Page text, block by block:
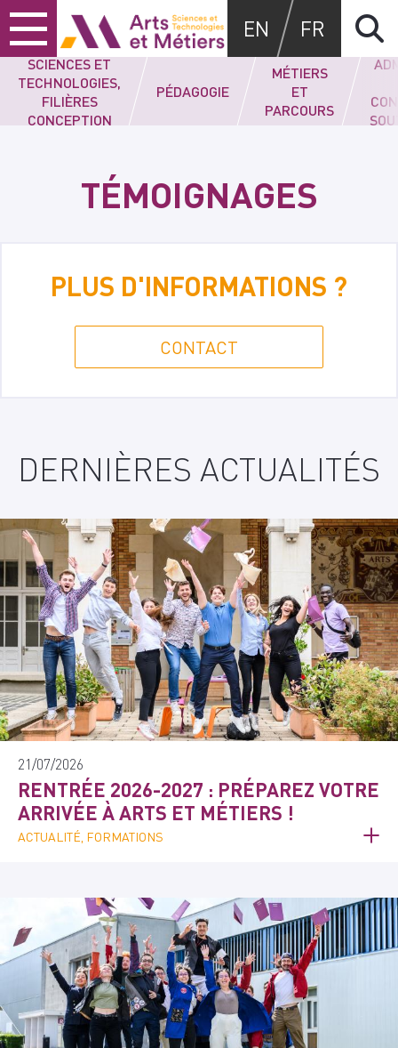
Skip
to
content
Skip
to
main
menu
Skip
to
search
Arts et métiers
EN FR
BACHELOR EN
SCIENCES ET
TECHNOLOGIES,
FILIÈRES
CONCEPTION
PÉDAGOGIE
MÉTIERS
ET
PARCOURS
TÉMOIGNAGES
PLUS D'INFORMATIONS ?
CONTACT
DERNIÈRES ACTUALITÉS
21/07/2026
RENTRÉE 2026-2027 : PRÉPAREZ VOTRE
ARRIVÉE À ARTS ET MÉTIERS !
ACTUALITÉ, FORMATIONS